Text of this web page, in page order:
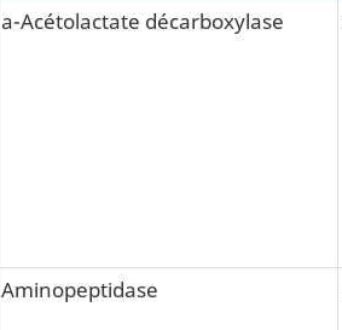
a-Acétolactate décarboxylase
Aminopeptidase